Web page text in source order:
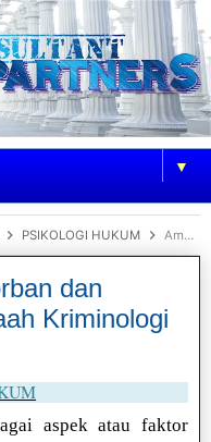
▼
PSIKOLOGI HUKUM Ambivalensi antara Korban dan Pelaku Kejahatan, Telaah Kriminologi & Kriminogen
dan
Kriminologi
aspek atau faktor